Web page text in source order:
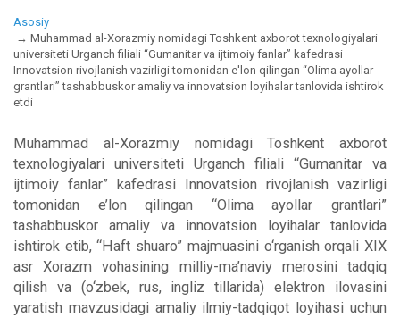
Asosiy
Muhammad al-Xorazmiy nomidagi Toshkent axborot texnologiyalari
universiteti Urganch filiali “Gumanitar va ijtimoiy fanlar” kafedrasi
Innovatsion rivojlanish vazirligi tomonidan e'lon qilingan “Olima ayollar
grantlari” tashabbuskor amaliy va innovatsion loyihalar tanlovida ishtirok
etdi
Muhammad al-Xorazmiy nomidagi Toshkent axborot
texnologiyalari universiteti Urganch filiali “Gumanitar va
ijtimoiy fanlar” kafedrasi Innovatsion rivojlanish vazirligi
tomonidan e’lon qilingan “Olima ayollar grantlari”
tashabbuskor amaliy va innovatsion loyihalar tanlovida
ishtirok etib, “Haft shuaro” majmuasini o‘rganish orqali XIX
asr Xorazm vohasining milliy-ma’naviy merosini tadqiq
qilish va (o‘zbek, rus, ingliz tillarida) elektron ilovasini
yaratish mavzusidagi amaliy ilmiy-tadqiqot loyihasi uchun